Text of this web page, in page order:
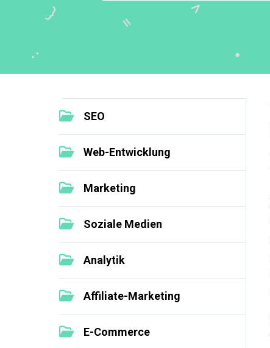
SEO
Web-Entwicklung
Marketing
Soziale Medien
Analytik
Affiliate-Marketing
E-Commerce